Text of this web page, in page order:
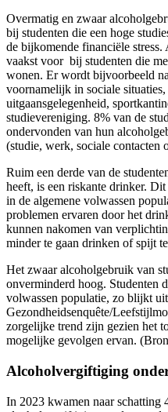
Overmatig en zwaar
bij studenten die een hoge
de bijkomende financiële
vaakst voor bij studenten die
wonen. Er wordt bijvoorbeeld
voornamelijk in sociale
uitgaansgelegenheid,
studievereniging. 8% van de
ondervonden van hun
(studie, werk, sociale contacten
Ruim een derde van de
heeft, is een riskante drinker.
in de algemene volwassen
problemen ervaren door het
kunnen nakomen van
minder te gaan drinken of spijt
Het zwaar alcoholgebruik van
onverminderd hoog. Studenten
volwassen populatie, zo blijkt
Gezondheidsenquête/
zorgelijke trend zijn gezien het
mogelijke gevolgen ervan.
Alcoholvergiftiging
In 2023 kwamen naar schatting